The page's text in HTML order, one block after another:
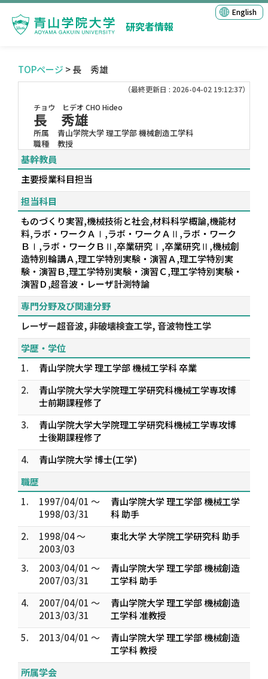
研究者情報
English
TOPページ > 長 秀雄
（最終更新日 : 2026-04-02 19:12:37）
チョウ ヒデオ CHO Hideo
長 秀雄
所属
青山学院大学 理工学部 機械創造工学科
職種
教授
基幹教員
主要授業科目担当
担当科目
ものづくり実習,機械技術と社会,材料科学概論,機能材
料,ラボ・ワークＡⅠ,ラボ・ワークＡⅡ,ラボ・ワーク
ＢⅠ,ラボ・ワークＢⅡ,卒業研究Ⅰ,卒業研究Ⅱ,機械創
造特別輪講Ａ,理工学特別実験・演習Ａ,理工学特別実
験・演習Ｂ,理工学特別実験・演習Ｃ,理工学特別実験・
演習Ｄ,超音波・レーザ計測特論
専門分野及び関連分野
レーザー超音波, 非破壊検査工学, 音波物性工学
学歴・学位
1.
青山学院大学 理工学部 機械工学科 卒業
2.
青山学院大学大学院理工学研究科機械工学専攻博
士前期課程修了
3.
青山学院大学大学院理工学研究科機械工学専攻博
士後期課程修了
4.
青山学院大学 博士(工学)
職歴
1.
1997/04/01 ～
1998/03/31
青山学院大学 理工学部 機械工学
科 助手
2.
1998/04 ～
2003/03
東北大学 大学院工学研究科 助手
3.
2003/04/01 ～
2007/03/31
青山学院大学 理工学部 機械創造
工学科 助手
4.
2007/04/01 ～
2013/03/31
青山学院大学 理工学部 機械創造
工学科 准教授
5.
2013/04/01 ～
青山学院大学 理工学部 機械創造
工学科 教授
所属学会